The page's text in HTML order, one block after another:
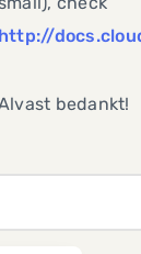
http://
bedankt!